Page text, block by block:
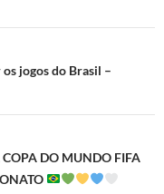
jogos do Brasil –
DO MUNDO FIFA